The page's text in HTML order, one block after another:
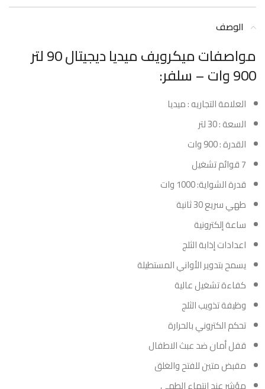
الوصف
مواصفات ميكرويف ميديا ديجيتال 90 لتر
900 وات – سلفر:
العلامة التجاريه : ميديا
السعة : 30 لتر
القدرة : 900 وات
7 قوائم تشغيل
قدرة الشواية: 1000 وات
طهي سريع 30 ثانية
ساعة إلكترونية
اعدادات إذابة الثلج
​​يسمح بتدوير الأواني المستطيلة
كفاءة تشغيل عالية
وظيفة تذويب الثلج
تحكم الكتروني بالحرارة
قفل أمان ضد عبث الاطفال
مقبض متين للفتح والغلق